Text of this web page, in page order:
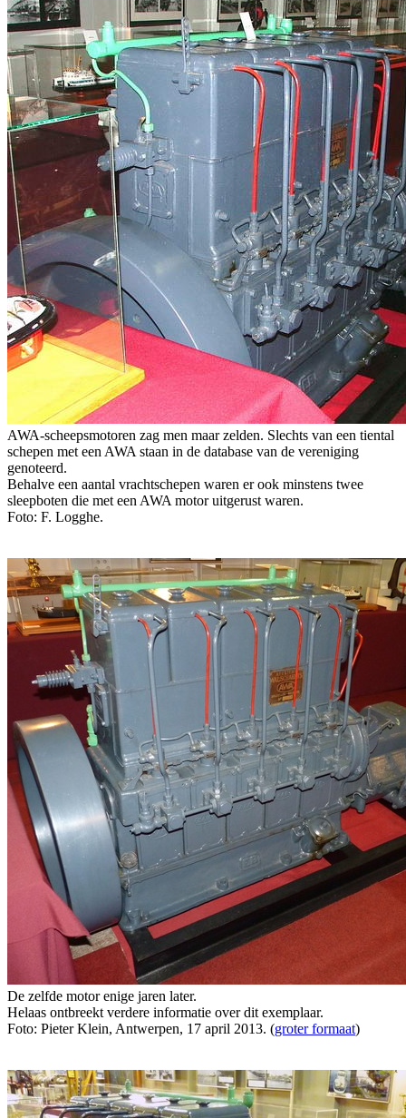
AWA-scheepsmotoren zag men maar zelden. Slechts van een tiental
schepen met een AWA staan in de database van de vereniging
genoteerd.
Behalve een aantal vrachtschepen waren er ook minstens twee
sleepboten die met een AWA motor uitgerust waren.
Foto: F. Logghe.
De zelfde motor enige jaren later.
Helaas ontbreekt verdere informatie over dit exemplaar.
Foto: Pieter Klein, Antwerpen, 17 april 2013. (groter formaat)